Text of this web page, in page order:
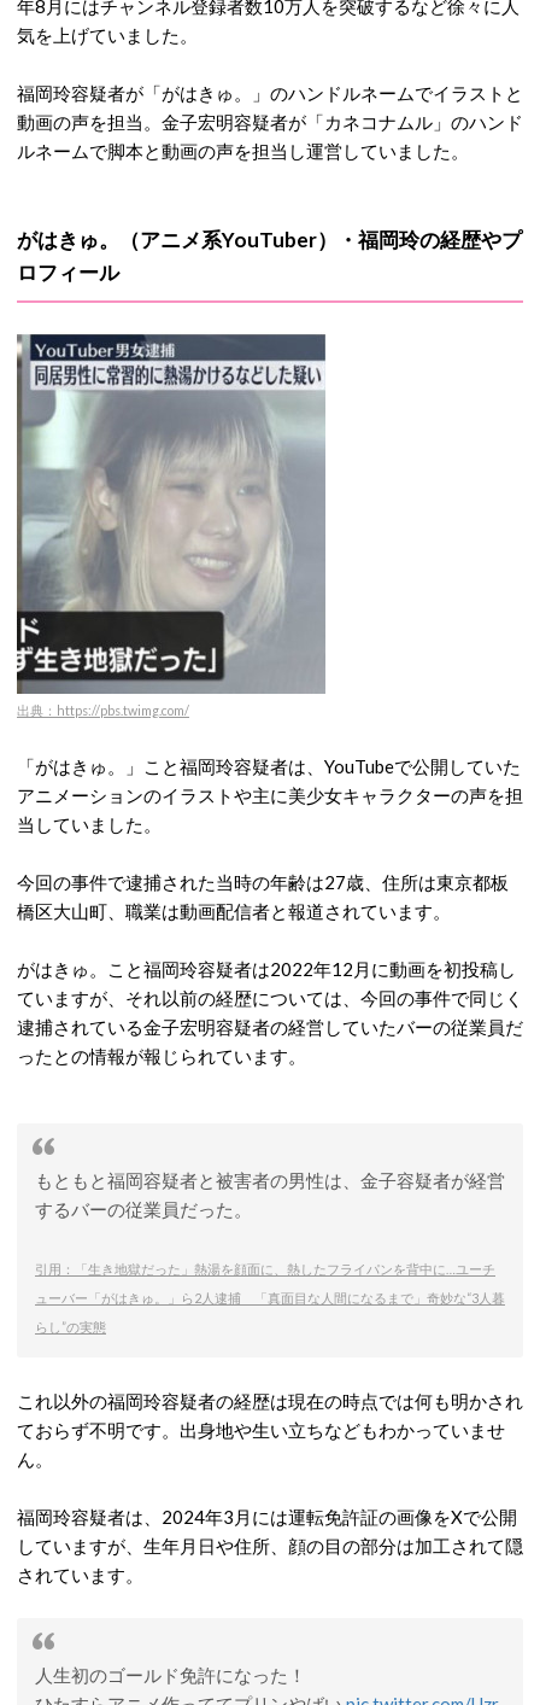
年8月にはチャンネル登録者数10万人を突破するなど徐々に人
気を上げていました。
福岡玲容疑者が「がはきゅ。」のハンドルネームでイラストと
動画の声を担当。金子宏明容疑者が「カネコナムル」のハンド
ルネームで脚本と動画の声を担当し運営していました。
がはきゅ。（アニメ系YouTuber）・福岡玲の経歴やプ
ロフィール
出典：https://pbs.twimg.com/
「がはきゅ。」こと福岡玲容疑者は、YouTubeで公開していた
アニメーションのイラストや主に美少女キャラクターの声を担
当していました。
今回の事件で逮捕された当時の年齢は27歳、住所は東京都板
橋区大山町、職業は動画配信者と報道されています。
がはきゅ。こと福岡玲容疑者は2022年12月に動画を初投稿し
ていますが、それ以前の経歴については、今回の事件で同じく
逮捕されている金子宏明容疑者の経営していたバーの従業員だ
ったとの情報が報じられています。
もともと福岡容疑者と被害者の男性は、金子容疑者が経営
するバーの従業員だった。
引用：「生き地獄だった」熱湯を顔面に、熱したフライパンを背中に…ユーチ
ューバー「がはきゅ。」ら2人逮捕 「真面目な人間になるまで」奇妙な“3人暮
らし”の実態
これ以外の福岡玲容疑者の経歴は現在の時点では何も明かされ
ておらず不明です。出身地や生い立ちなどもわかっていませ
ん。
福岡玲容疑者は、2024年3月には運転免許証の画像をXで公開
していますが、生年月日や住所、顔の目の部分は加工されて隠
されています。
人生初のゴールド免許になった！